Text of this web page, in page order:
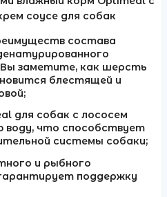
соусе для собак
состава
Вы заметите, как шерсть
блестящей и
для собак с лососем
воду, что способствует
системы собаки;
и рыбного
поддержку